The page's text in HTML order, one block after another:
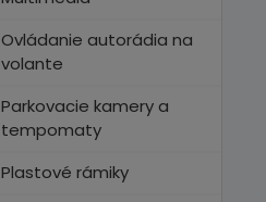
Ovládanie autorádia na
volante
Parkovacie kamery a
tempomaty
Plastové rámiky